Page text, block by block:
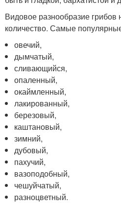
Видовое разнообразие грибов
количество. Самые
овечий,
дымчатый,
сливающийся,
опаленный,
окаймленный,
лакированный,
березовый,
каштановый,
зимний,
дубовый,
пахучий,
вазоподобный,
чешуйчатый,
разноцветный.